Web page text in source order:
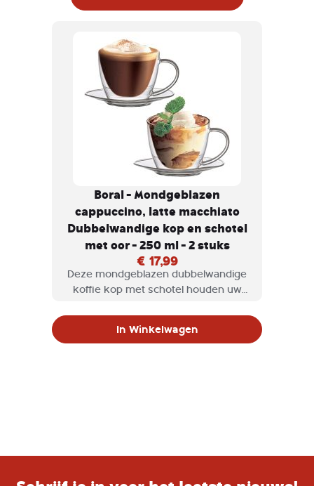
Boral - Mondgeblazen
cappuccino, latte macchiato
Dubbelwandige kop en schotel
met oor - 250 ml - 2 stuks
€ 17,99
Deze mondgeblazen dubbelwandige
koffie kop met schotel houden uw
In Winkelwagen